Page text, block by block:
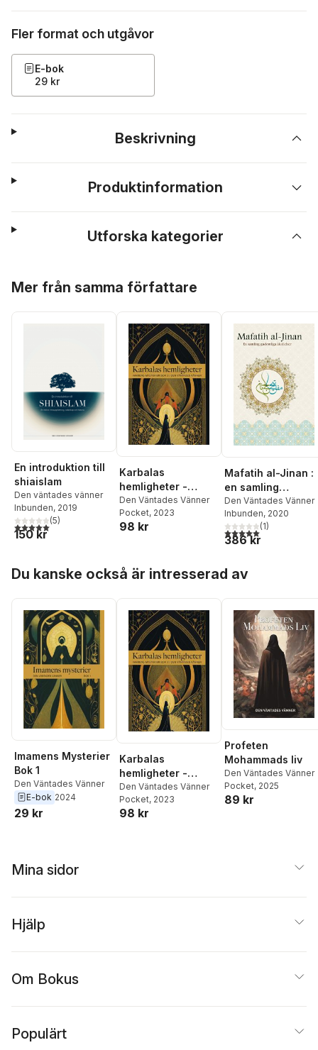
Fler format och utgåvor
E-bok
29 kr
Beskrivning
Produktinformation
Utforska kategorier
Mer från samma författare
En introduktion till
shiaislam
Den väntades vänner
Inbunden, 2019
5,0utav 5 stjärnor. Totalt antal röster:
(5)
150 kr
Karbalas
hemligheter -
Imamens mysterier
bok 2
Den Väntades Vänner
Pocket, 2023
98 kr
Mafatih al-Jinan :
en samling
gudomliga
åkallelser
Den Väntades Vänner
Inbunden, 2020
5,0utav 5 stjärnor.
(1)
386 kr
Du kanske också är intresserad av
Imamens Mysterier
Bok 1
Den Väntades Vänner
E-bok 2024
29 kr
Karbalas
hemligheter -
Imamens mysterier
bok 2
Den Väntades Vänner
Pocket, 2023
98 kr
Profeten
Mohammads liv
Den Väntades Vänner
Pocket, 2025
89 kr
Mina sidor
Hjälp
Om Bokus
Populärt